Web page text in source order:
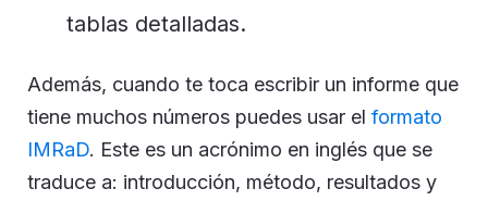
tablas detalladas.
Además, cuando te toca escribir un informe que
tiene muchos números puedes usar el formato
IMRaD. Este es un acrónimo en inglés que se
traduce a: introducción, método, resultados y